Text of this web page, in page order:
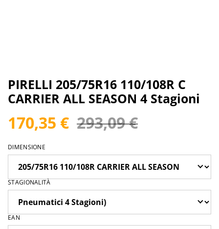
PIRELLI 205/75R16 110/108R C
CARRIER ALL SEASON 4 Stagioni
170,35 € 293,09 €
DIMENSIONE
STAGIONALITÀ
EAN